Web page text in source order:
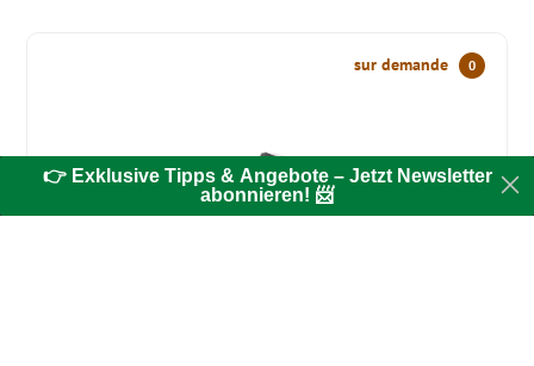
sur demande 0
👉 Exklusive Tipps & Angebote – Jetzt Newsletter
abonnieren! 📨